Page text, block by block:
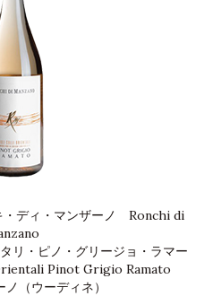
・ディ・マンザーノ Ronchi di
リ・ピノ・グリージョ・ラマー
Pinot Grigio Ramato
（ウーディネ）